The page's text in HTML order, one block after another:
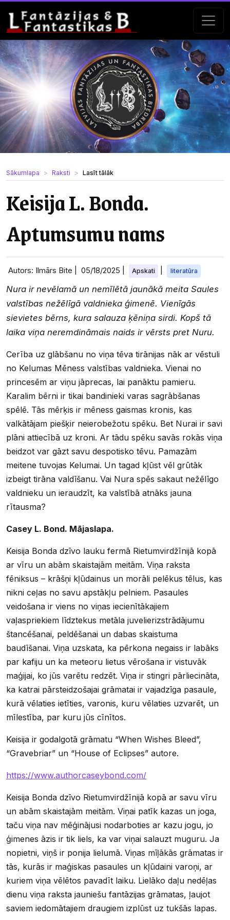
Sākumlapa Raksti Lasīt tālāk
Keisija L. Bonda.
Aptumsumu nams
Autors: Ilmārs Bite | 05/18/2025 Apskati literatūra
Nura ir nevēlamā un nemīlētā jaunākā meita Saules
valstības nežēlīgā valdnieka ģimenē. Vienīgās
sievietes bērns, kura salauza ķēniņa sirdi. Kopš tā
laika viņa neremdināmais naids ir vērsts pret Nuru.
Cerība uz glābšanu no viņa tēva tirānijas nāk ar vēstuli
no Kelumas Mēness valstības valdnieka. Vienai no
princesēm ar viņu jāprecas, lai panāktu pamieru.
Karalim bērni ir tikai bandinieki varas sagrābšanas
spēlē. Tās mērķis ir mēness gaismas kronis, kas
valkātājam piešķir neierobežotu spēku. Bet Nurai ir savi
plāni attiecībā uz kroni. Ar tādu spēku savās rokās viņa
beidzot var gāzt savu despotisko tēvu. Pamazām
meitene tuvojas Kelumai. Un tagad kļūst vēl grūtāk
izbeigt tirāna valdīšanu. Vai Nura spēs sakaut nežēlīgo
valdnieku un ieraudzīt, ka valstībā atnāks jauna
rītausma?
Casey L. Bond. Mājaslapa.
Keisija Bonda dzīvo lauku fermā Rietumvirdžīnijā kopā
ar vīru un abām skaistajām meitām. Viņa raksta
fēniksus – krāšņi kļūdainus un morāli pelēkus tēlus, kas
nikni ceļas no savu apstākļu pelniem. Pasaules
veidošana ir viens no viņas iecienītākajiem
vaļaspriekiem līdztekus metāla juvelierizstrādājumu
štancēšanai, peldēšanai un dabas skaistuma
baudīšanai. Viņa uzskata, ka pērkona negaiss ir labāks
par kafiju un ka meteoru lietus vērošana ir vistuvāk
maģijai, ko jūs varētu redzēt. Viņa ir stingri pārliecināta,
ka katrai pārsteidzošajai grāmatai ir vajadzīga pasaule,
kurā vēlaties ietīties, varonis, kuru vēlaties uzvarēt, un
mīlestība, par kuru jūs cīnītos.
Keisija ir godalgotā grāmatu “When Wishes Bleed”,
“Gravebriar” un “House of Eclipses” autore.
https://www.authorcaseybond.com/
Keisija Bonda dzīvo Rietumvirdžīnijā kopā ar savu vīru
un abām skaistajām meitām. Viņai patīk kazas un joga,
taču viņa nav mēģinājusi nodarboties ar kazu jogu, jo
ģimenes āzis ir tik liels, ka var viņai salauzt muguru. Ja
nopietni, viņš ir ponija lielumā. Viņas mīļākās grāmatas ir
tās, kurās ir maģiskas pasaules un kļūdaini varoņi, ar
kuriem viņa vēlētos pavadīt laiku. Lielāko daļu nedēļas
dienu viņa raksta jauniešu fantāzijas grāmatas, ļaujot
saviem iedomātajiem draugiem izplūst uz tukšās lapas.